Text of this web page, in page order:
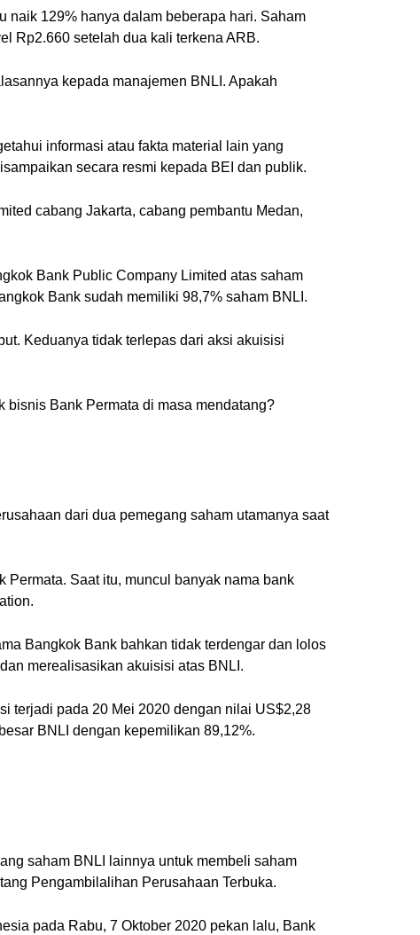
naik 129% hanya dalam beberapa hari. Saham
Rp2.660 setelah dua kali terkena ARB.
kepada manajemen BNLI. Apakah
informasi atau fakta material lain yang
secara resmi kepada BEI dan publik.
cabang Jakarta, cabang pembantu Medan,
Bank Public Company Limited atas saham
Bank sudah memiliki 98,7% saham BNLI.
Keduanya tidak terlepas dari aksi akuisisi
bisnis Bank Permata di masa mendatang?
dari dua pemegang saham utamanya saat
Saat itu, muncul banyak nama bank
Bangkok Bank bahkan tidak terdengar dan lolos
merealisasikan akuisisi atas BNLI.
terjadi pada 20 Mei 2020 dengan nilai US$2,28
BNLI dengan kepemilikan 89,12%.
saham BNLI lainnya untuk membeli saham
Pengambilalihan Perusahaan Terbuka.
pada Rabu, 7 Oktober 2020 pekan lalu, Bank